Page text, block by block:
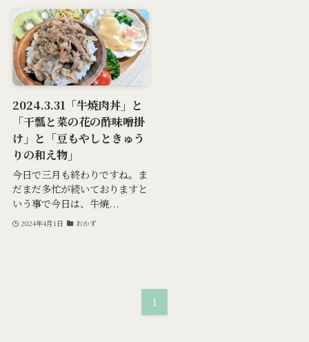
2024.3.31「牛焼肉丼」と
「干瓢と菜の花の酢味噌掛
け」と「豆もやしときゅう
りの和え物」
今日で三月も終わりですね。ま
だまだ多忙が続いておりますと
いう事で今日は、牛焼...
2024年4月1日 おかず
1